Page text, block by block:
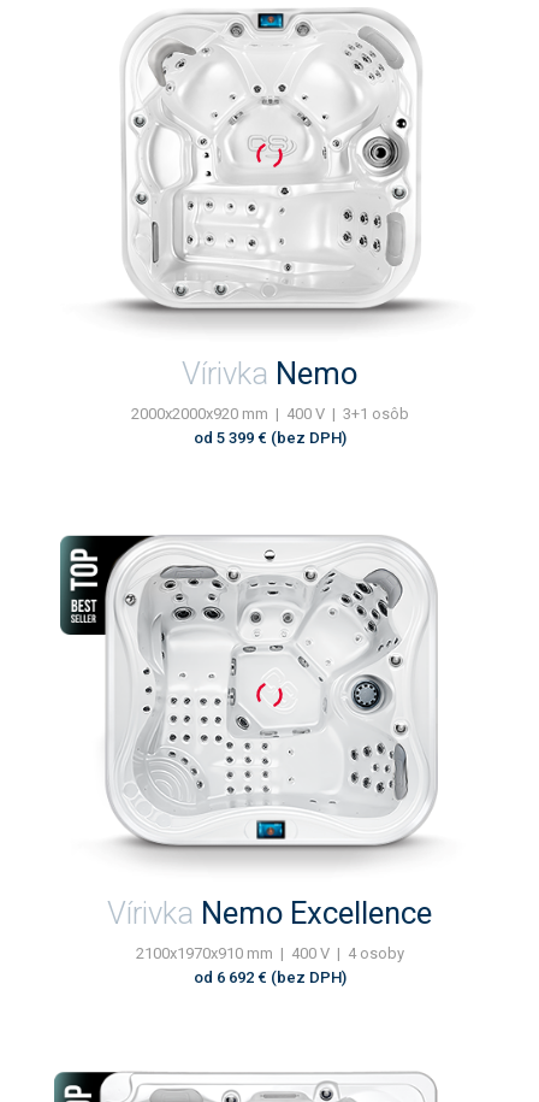
Vírivka Nemo
2000x2000x920 mm | 400 V | 3+1 osôb
od 5 399 € (bez DPH)
Vírivka Nemo Excellence
2100x1970x910 mm | 400 V | 4 osoby
od 6 692 € (bez DPH)